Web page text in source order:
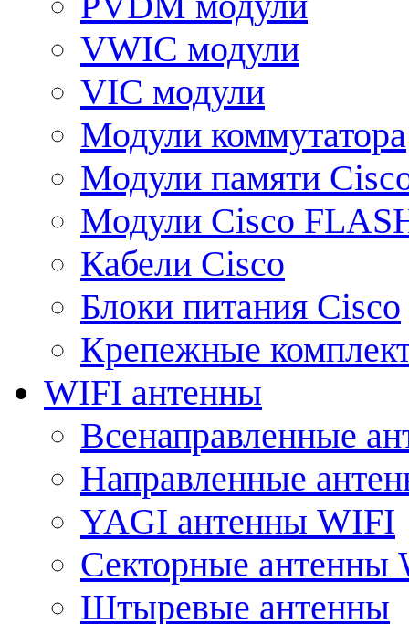
VWIC модули
VIC модули
Модули коммутатора
Модули памяти
Модули Cisco
Кабели Cisco
Блоки питания Cisco
Крепежные
WIFI антенны
Всенаправленные
Направленные
YAGI антенны WIFI
Секторные антенны
Штыревые антенны